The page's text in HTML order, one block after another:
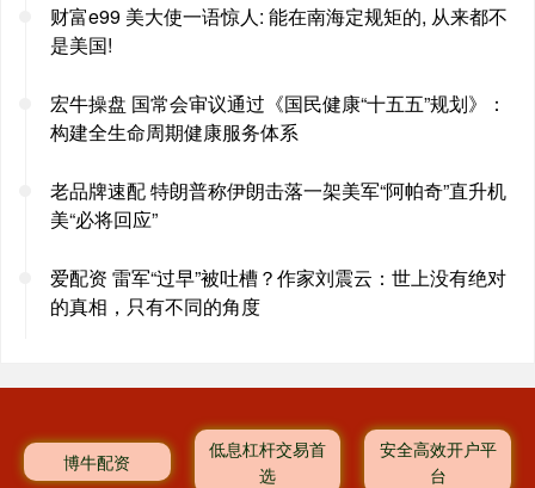
财富e99 美大使一语惊人: 能在南海定规矩的, 从来都不
是美国!
宏牛操盘 国常会审议通过《国民健康“十五五”规划》：
构建全生命周期健康服务体系
老品牌速配 特朗普称伊朗击落一架美军“阿帕奇”直升机
美“必将回应”
爱配资 雷军“过早”被吐槽？作家刘震云：世上没有绝对
的真相，只有不同的角度
博牛配资
低息杠杆交易首
选
安全高效开户平
台